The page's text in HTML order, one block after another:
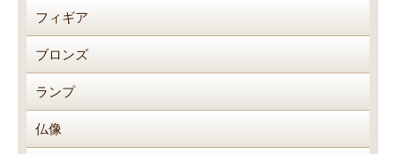
フィギア
ブロンズ
ランプ
仏像